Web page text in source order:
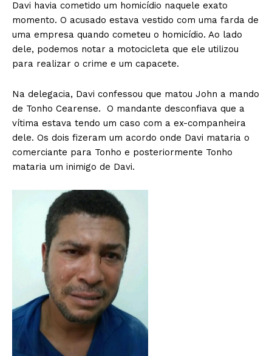
Davi havia cometido um homicídio naquele exato
momento. O acusado estava vestido com uma farda de
uma empresa quando cometeu o homicídio. Ao lado
dele, podemos notar a motocicleta que ele utilizou
para realizar o crime e um capacete.
Na delegacia, Davi confessou que matou John a mando
de Tonho Cearense. O mandante desconfiava que a
vítima estava tendo um caso com a ex-companheira
dele. Os dois fizeram um acordo onde Davi mataria o
comerciante para Tonho e posteriormente Tonho
mataria um inimigo de Davi.